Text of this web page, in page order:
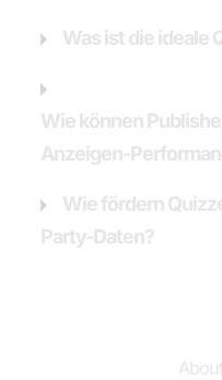
Was ist die ideale
Wie können
Anzeigen-
Wie fördern
Party-Daten?